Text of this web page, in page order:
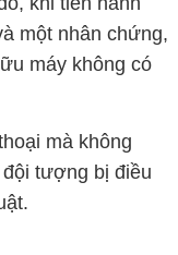
một nhân chứng,
máy không có
mà không
tượng bị điều